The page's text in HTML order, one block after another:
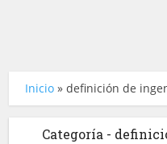
Inicio »definición de
Categoría -